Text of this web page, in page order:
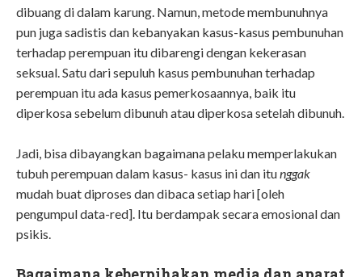
dibuang di dalam karung. Namun, metode membunuhnya
pun juga sadistis dan kebanyakan kasus-kasus pembunuhan
terhadap perempuan itu dibarengi dengan kekerasan
seksual. Satu dari sepuluh kasus pembunuhan terhadap
perempuan itu ada kasus pemerkosaannya, baik itu
diperkosa sebelum dibunuh atau diperkosa setelah dibunuh.
Jadi, bisa dibayangkan bagaimana pelaku memperlakukan
tubuh perempuan dalam kasus- kasus ini dan itunggak
mudah buat diproses dan dibaca setiap hari [oleh
pengumpul data-red]. Itu berdampak secara emosional dan
psikis.